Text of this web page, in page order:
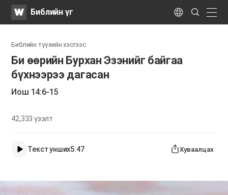
WATVБиблийн үг Language
Search
Submit
Библийн түүхийн хэсгээс
Би өөрийн Бурхан Эзэнийг байгаа
бүхнээрээ дагасан
Иош 14:6-15
42,333үзэлт
Текст унших5:47 Хуваалцах